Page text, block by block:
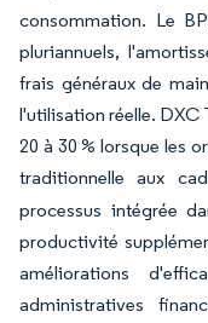
consommation. Le
pluriannuels,
frais généraux de
l'utilisation réelle. DXC
20 à 30 % lorsque les
traditionnelle aux
processus intégrée
productivité
améliorations
administratives